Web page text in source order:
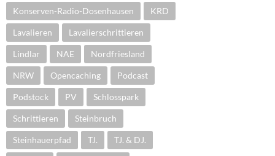
Konserven-Radio-Dosenhausen KRD
Lavalieren Lavalierschrittieren
Lindlar NAE Nordfriesland
NRW Opencaching Podcast
Podstock PV Schlosspark
Schrittieren Steinbruch
Steinhauerpfad TJ. TJ. & DJ.